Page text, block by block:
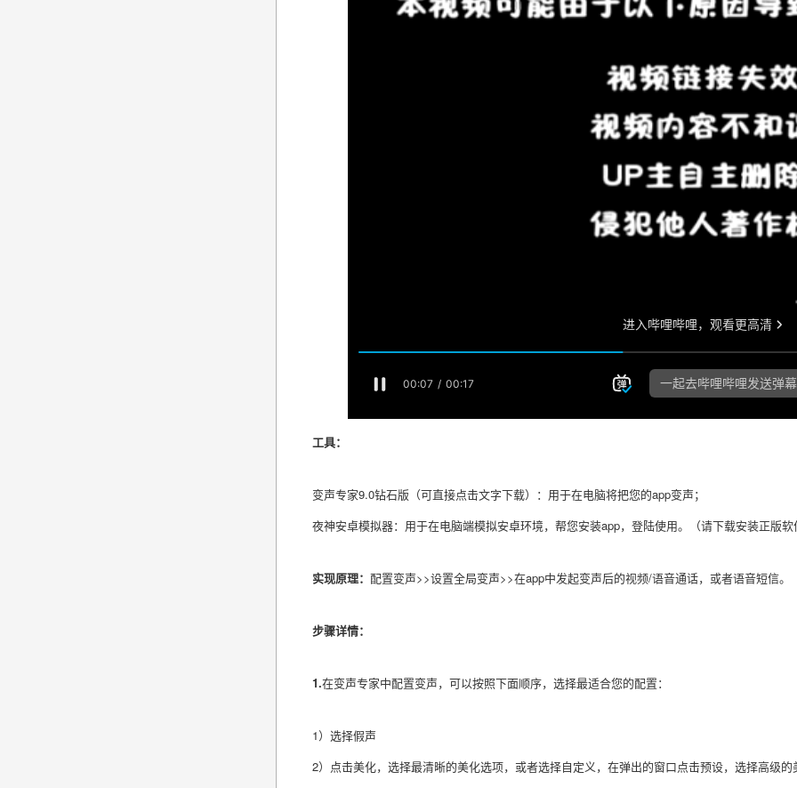
工具：
变声专家9.0钻石版（可直接点击文字下载）：用于在电脑将把您的app变声；
夜神安卓模拟器：用于在电脑端模拟安卓环境，帮您安装app，登陆使用。（请下载安装正版软
实现原理： 配置变声>>设置全局变声>>在app中发起变声后的视频/语音通话，或者语音短信。
步骤详情：
1.在变声专家中配置变声，可以按照下面顺序，选择最适合您的配置：
1）选择假声
2）点击美化，选择最清晰的美化选项，或者选择自定义，在弹出的窗口点击预设，选择高级的